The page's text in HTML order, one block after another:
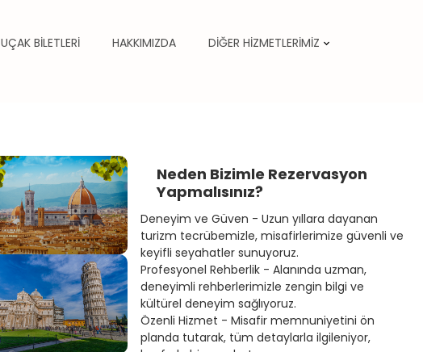
UÇAK BİLETLERİ HAKKIMIZDA DİĞER HİZMETLERİMİZ
Neden Bizimle Rezervasyon
Yapmalısınız?
Deneyim ve Güven - Uzun yıllara dayanan
turizm tecrübemizle, misafirlerimize güvenli ve
keyifli seyahatler sunuyoruz.
Profesyonel Rehberlik - Alanında uzman,
deneyimli rehberlerimizle zengin bilgi ve
kültürel deneyim sağlıyoruz.
Özenli Hizmet - Misafir memnuniyetini ön
planda tutarak, tüm detaylarla ilgileniyor,